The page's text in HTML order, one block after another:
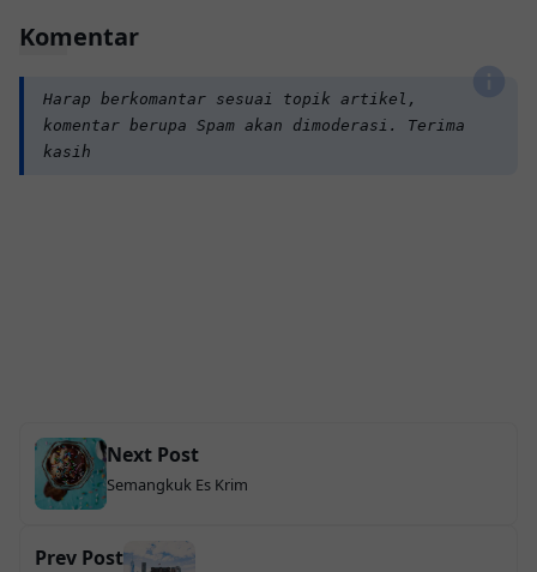
Komentar
Harap berkomantar sesuai topik artikel,
komentar berupa Spam akan dimoderasi. Terima
kasih
Next Post
Semangkuk Es Krim
Prev Post